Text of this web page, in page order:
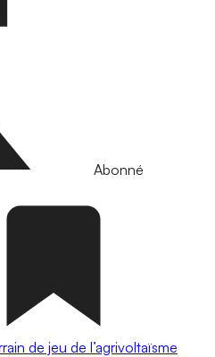
Abonné
de jeu de l’agrivoltaïsme